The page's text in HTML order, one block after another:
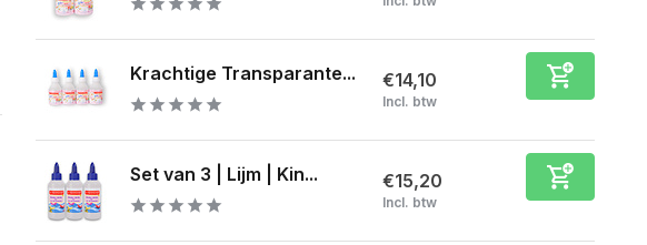
Krachtige Transparante... €14,10
Incl. btw
Set van 3 | Lijm | Kin... €15,20
Incl. btw